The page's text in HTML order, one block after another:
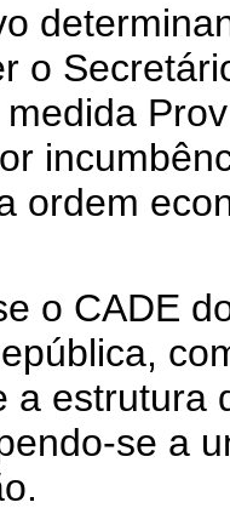
o
ordem
CADE do
a estrutura
se a